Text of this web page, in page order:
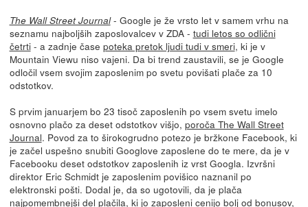
The Wall Street Journal- Google je že vrsto let v samem vrhu na
seznamu najboljših zaposlovalcev v ZDA - tudi letos so odlični
četrti- a zadnje čase poteka pretok ljudi tudi v smeri, ki je v
Mountain Viewu niso vajeni. Da bi trend zaustavili, se je Google
odločil vsem svojim zaposlenim po svetu povišati plače za 10
odstotkov.
S prvim januarjem bo 23 tisoč zaposlenih po vsem svetu imelo
osnovno plačo za deset odstotkov višjo, poroča The Wall Street
Journal. Povod za to širokogrudno potezo je bržkone Facebook, ki
je začel uspešno snubiti Googlove zaposlene do te mere, da je v
Facebooku deset odstotkov zaposlenih iz vrst Googla. Izvršni
direktor Eric Schmidt je zaposlenim povišico naznanil po
elektronski pošti. Dodal je, da so ugotovili, da je plača
najpomembnejši del plačila, ki jo zaposleni cenijo bolj od bonusov,